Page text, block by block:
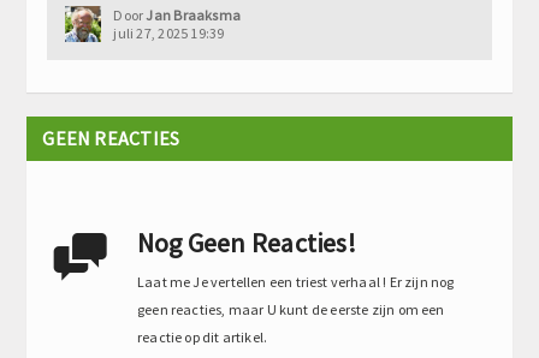
DoorJan Braaksma
juli 27, 2025 19:39
GEEN REACTIES
 Nog Geen Reacties!
Laat me Je vertellen een triest verhaal ! Er zijn nog
geen reacties, maar U kunt de eerste zijn om een
reactie op dit artikel.